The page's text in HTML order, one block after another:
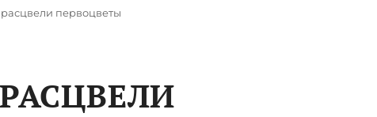
расцвели первоцветы